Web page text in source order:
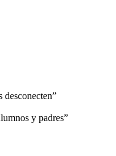
desconecten”
y padres”